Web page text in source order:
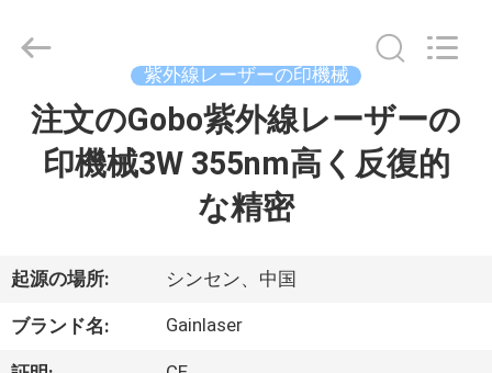
家
私
達
2020
Gainlaser
Technology
紫外線レーザーの印機械
注文のGobo紫外線レーザーの
印機械3W 355nm高く反復的
な精密
起源の場所: シンセン、中国
ブランド名: Gainlaser